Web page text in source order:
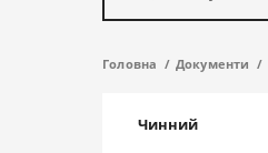
Знайти
Головна Документи
Чинний